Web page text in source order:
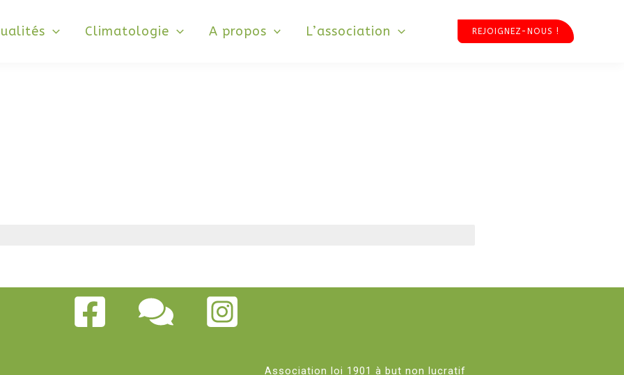
Climatologie A propos L’association REJOIGNEZ-NOUS !
Association loi 1901 à but non lucratif